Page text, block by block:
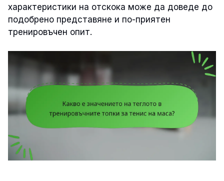
характеристики на отскока може да доведе до
подобрено представяне и по-приятен
тренировъчен опит.